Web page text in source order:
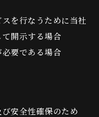
を行なうために当社
開示する場合
要である場合
安全性確保のため